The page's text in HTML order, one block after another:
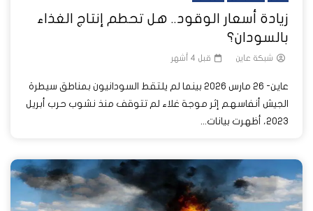
زيادة أسعار الوقود.. هل تحطم إنتاج الغذاء
بالسودان؟
شبكة عاين قبل 4 أشهر
عاين- 26 مارس 2026 بينما لم يلتقط السودانيون بمناطق سيطرة
الجيش أنفاسهم إثر موجة غلاء لم تتوقف منذ نشوب حرب أبريل
2023، أظهرت بيانات...